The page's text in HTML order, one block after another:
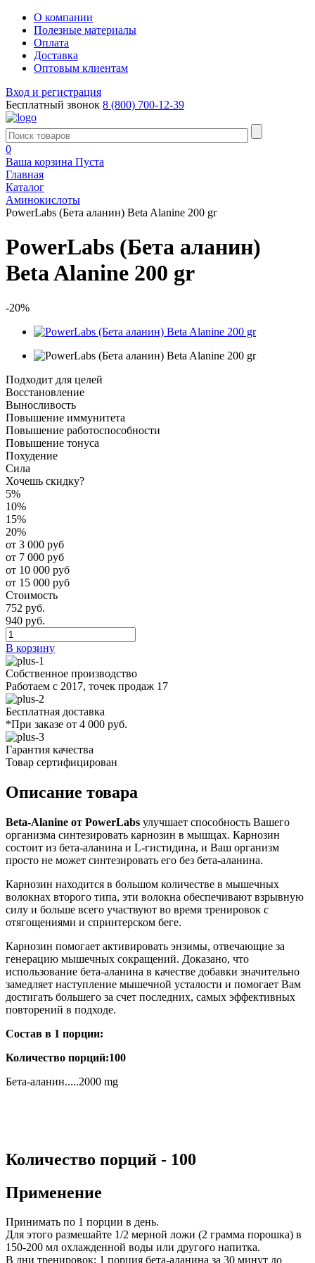
О компании
Полезные материалы
Оплата
Доставка
Оптовым клиентам
Вход и регистрация
Бесплатный звонок 8 (800) 700-12-39
0
Ваша корзина Пуста
Главная
Каталог
Аминокислоты
PowerLabs (Бета аланин) Beta Alanine 200 gr
PowerLabs (Бета аланин)
Beta Alanine 200 gr
-20%
Подходит для целей
Восстановление
Выносливость
Повышение иммунитета
Повышение работоспособности
Повышение тонуса
Похудение
Сила
Хочешь скидку?
5%
10%
15%
20%
от 3 000 руб
от 7 000 руб
от 10 000 руб
от 15 000 руб
Стоимость
752 руб.
940 руб.
В корзину
Собственное производство
Работаем с 2017, точек продаж 17
Бесплатная доставка
*При заказе от 4 000 руб.
Гарантия качества
Товар сертифицирован
Описание товара
Beta-Alanine от PowerLabs улучшает способность Вашего
организма синтезировать карнозин в мышцах. Карнозин
состоит из бета-аланина и L-гистидина, и Ваш организм
просто не может синтезировать его без бета-аланина.
Карнозин находится в большом количестве в мышечных
волокнах второго типа, эти волокна обеспечивают взрывную
силу и больше всего участвуют во время тренировок с
отягощениями и спринтерском беге.
Карнозин помогает активировать энзимы, отвечающие за
генерацию мышечных сокращений. Доказано, что
использование бета-аланина в качестве добавки значительно
замедляет наступление мышечной усталости и помогает Вам
достигать большего за счет последних, самых эффективных
повторений в подходе.
Cостав в 1 порции:
Количество порций:100
Бета-аланин.....2000 mg
Количество порций - 100
Применение
Принимать по 1 порции в день.
Для этого размешайте 1/2 мерной ложи (2 грамма порошка) в
150-200 мл охлажденной воды или другого напитка.
В дни тренировок: 1 порция бета-аланина за 30 минут до